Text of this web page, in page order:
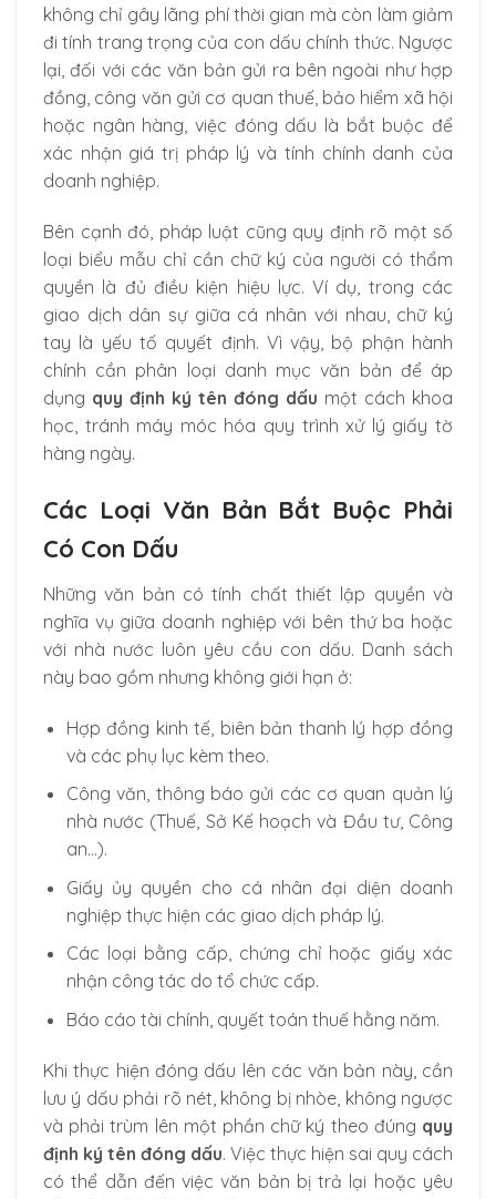
không chỉ gây lãng phí thời gian mà còn làm giảm
đi tính trang trọng của con dấu chính thức. Ngược
lại, đối với các văn bản gửi ra bên ngoài như hợp
đồng, công văn gửi cơ quan thuế, bảo hiểm xã hội
hoặc ngân hàng, việc đóng dấu là bắt buộc để
xác nhận giá trị pháp lý và tính chính danh của
doanh nghiệp.
Bên cạnh đó, pháp luật cũng quy định rõ một số
loại biểu mẫu chỉ cần chữ ký của người có thẩm
quyền là đủ điều kiện hiệu lực. Ví dụ, trong các
giao dịch dân sự giữa cá nhân với nhau, chữ ký
tay là yếu tố quyết định. Vì vậy, bộ phận hành
chính cần phân loại danh mục văn bản để áp
dụng quy định ký tên đóng dấu một cách khoa
học, tránh máy móc hóa quy trình xử lý giấy tờ
hàng ngày.
Các Loại Văn Bản Bắt Buộc Phải
Có Con Dấu
Những văn bản có tính chất thiết lập quyền và
nghĩa vụ giữa doanh nghiệp với bên thứ ba hoặc
với nhà nước luôn yêu cầu con dấu. Danh sách
này bao gồm nhưng không giới hạn ở:
Hợp đồng kinh tế, biên bản thanh lý hợp đồng
và các phụ lục kèm theo.
Công văn, thông báo gửi các cơ quan quản lý
nhà nước (Thuế, Sở Kế hoạch và Đầu tư, Công
an…).
Giấy ủy quyền cho cá nhân đại diện doanh
nghiệp thực hiện các giao dịch pháp lý.
Các loại bằng cấp, chứng chỉ hoặc giấy xác
nhận công tác do tổ chức cấp.
Báo cáo tài chính, quyết toán thuế hằng năm.
Khi thực hiện đóng dấu lên các văn bản này, cần
lưu ý dấu phải rõ nét, không bị nhòe, không ngược
và phải trùm lên một phần chữ ký theo đúng quy
định ký tên đóng dấu. Việc thực hiện sai quy cách
có thể dẫn đến việc văn bản bị trả lại hoặc yêu